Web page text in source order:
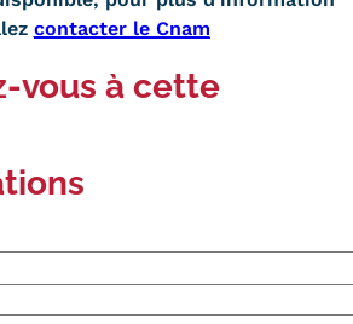
contacter le Cnam
vous à cette